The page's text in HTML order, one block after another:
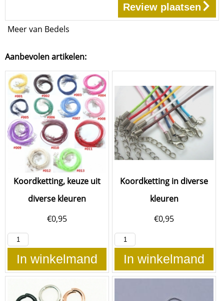
Review plaatsen
Meer van Bedels
Aanbevolen artikelen:
Koordketting, keuze uit
diverse kleuren
€0,95
In winkelmand
Koordketting in diverse
kleuren
€0,95
In winkelmand